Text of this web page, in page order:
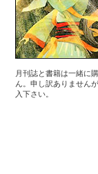
月刊誌と書籍は一緒に
ん。申し訳ありません
入下さい。